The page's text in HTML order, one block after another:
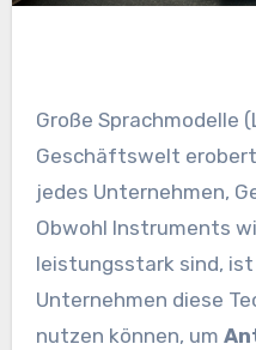
Große Sprachmodelle (LLMs) haben die
Geschäftswelt
jedes Unternehmen,
Obwohl Instruments
leistungsstark sind,
Unternehmen diese
nutzen können, um